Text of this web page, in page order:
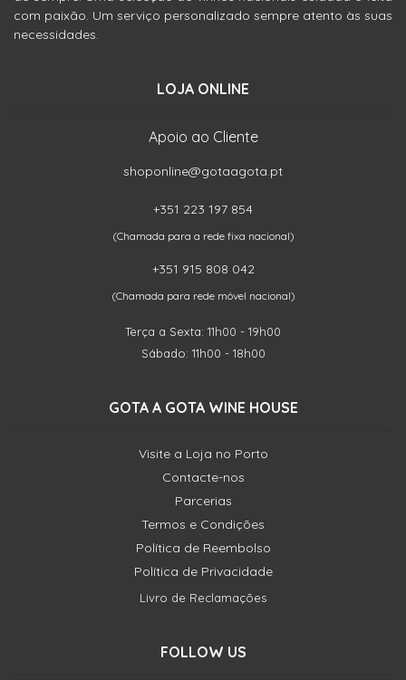
com paixão. Um serviço personalizado sempre atento às suas
necessidades.
LOJA ONLINE
Apoio ao Cliente
shoponline@gotaagota.pt
+351 223 197 854
(Chamada para a rede fixa nacional)
+351 915 808 042
(Chamada para rede móvel nacional)
Terça a Sexta: 11h00 - 19h00
Sábado: 11h00 - 18h00
GOTA A GOTA WINE HOUSE
Visite a Loja no Porto
Contacte-nos
Parcerias
Termos e Condições
Política de Reembolso
Política de Privacidade
Livro de Reclamações
FOLLOW US